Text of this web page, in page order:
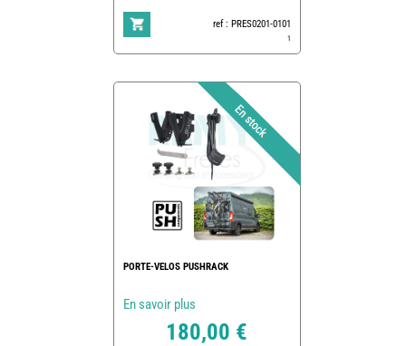
ref : PRES0201-0101
1
PORTE-VELOS PUSHRACK
En savoir plus
180,00 €